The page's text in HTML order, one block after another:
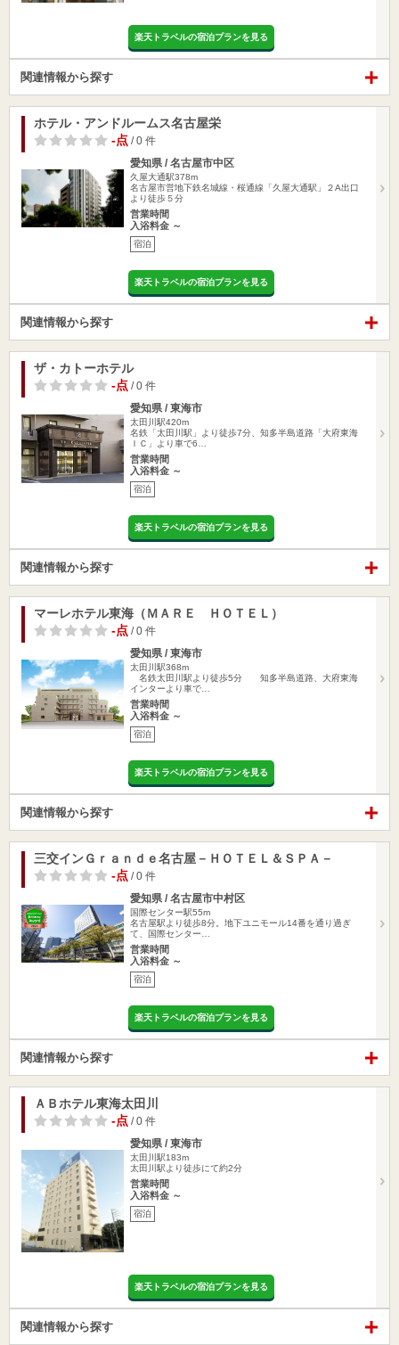
楽天トラベルの宿泊プランを見る
関連情報から探す
ホテル・アンドルームス名古屋栄
-点 / 0 件
愛知県 / 名古屋市中区
久屋大通駅378m
名古屋市営地下鉄名城線・桜通線「久屋大通駅」２A出口
より徒歩５分
営業時間
入浴料金 ～
宿泊
楽天トラベルの宿泊プランを見る
関連情報から探す
ザ・カトーホテル
-点 / 0 件
愛知県 / 東海市
太田川駅420m
名鉄「太田川駅」より徒歩7分、知多半島道路「大府東海
ＩＣ」より車で6…
営業時間
入浴料金 ～
宿泊
楽天トラベルの宿泊プランを見る
関連情報から探す
マーレホテル東海（ＭＡＲＥ ＨＯＴＥＬ）
-点 / 0 件
愛知県 / 東海市
太田川駅368m
名鉄太田川駅より徒歩5分 知多半島道路、大府東海
インターより車で…
営業時間
入浴料金 ～
宿泊
楽天トラベルの宿泊プランを見る
関連情報から探す
三交インＧｒａｎｄｅ名古屋－ＨＯＴＥＬ＆ＳＰＡ－
-点 / 0 件
愛知県 / 名古屋市中村区
国際センター駅55m
名古屋駅より徒歩8分。地下ユニモール14番を通り過ぎ
て、国際センター…
営業時間
入浴料金 ～
宿泊
楽天トラベルの宿泊プランを見る
関連情報から探す
ＡＢホテル東海太田川
-点 / 0 件
愛知県 / 東海市
太田川駅183m
太田川駅より徒歩にて約2分
営業時間
入浴料金 ～
宿泊
楽天トラベルの宿泊プランを見る
関連情報から探す